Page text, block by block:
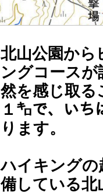
北山公園から
ングコース
然を感じ取
１㌔で、い
ります。
ハイキングの
備している北